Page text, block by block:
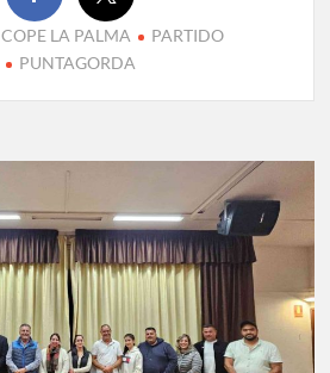
COPE LA PALMA
PARTIDO
PUNTAGORDA